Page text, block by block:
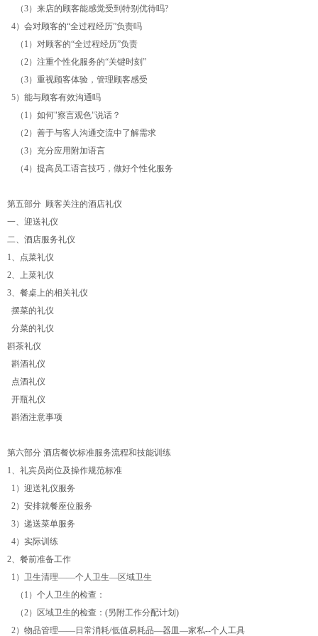
（3）来店的顾客能感觉受到特别优待吗?
4）会对顾客的“全过程经历”负责吗
（1）对顾客的“全过程经历”负责
（2）注重个性化服务的“关键时刻”
（3）重视顾客体验，管理顾客感受
5）能与顾客有效沟通吗
（1）如何"察言观色"说话？
（2）善于与客人沟通交流中了解需求
（3）充分应用附加语言
（4）提高员工语言技巧，做好个性化服务
第五部分 顾客关注的酒店礼仪
一、迎送礼仪
二、酒店服务礼仪
1、点菜礼仪
2、上菜礼仪
3、餐桌上的相关礼仪
摆菜的礼仪
分菜的礼仪
斟茶礼仪
斟酒礼仪
点酒礼仪
开瓶礼仪
斟酒注意事项
第六部分 酒店餐饮标准服务流程和技能训练
1、礼宾员岗位及操作规范标准
1）迎送礼仪服务
2）安排就餐座位服务
3）递送菜单服务
4）实际训练
2、餐前准备工作
1）卫生清理——个人卫生—区域卫生
（1）个人卫生的检查：
（2）区域卫生的检查：(另附工作分配计划)
2）物品管理——日常消耗/低值易耗品—器皿—家私--个人工具